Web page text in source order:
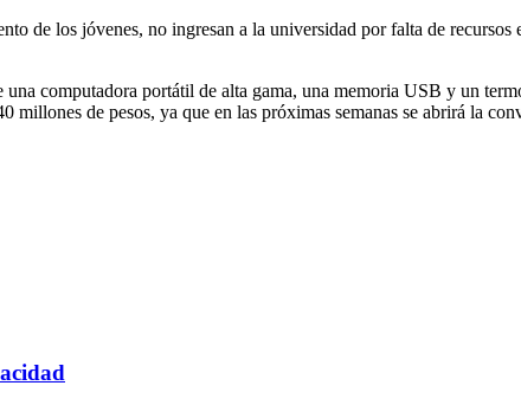
de los jóvenes, no ingresan a la universidad por falta de recursos
computadora portátil de alta gama, una memoria USB y un
de pesos, ya que en las próximas semanas se abrirá la